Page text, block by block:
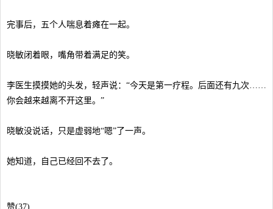
完事后，五个人喘息着瘫在一起。
晓敏闭着眼，嘴角带着满足的笑。
李医生摸摸她的头发，轻声说：“今天是第一疗程。后面还有九次……
你会越来越离不开这里。”
晓敏没说话，只是虚弱地“嗯”了一声。
她知道，自己已经回不去了。
赞(37)